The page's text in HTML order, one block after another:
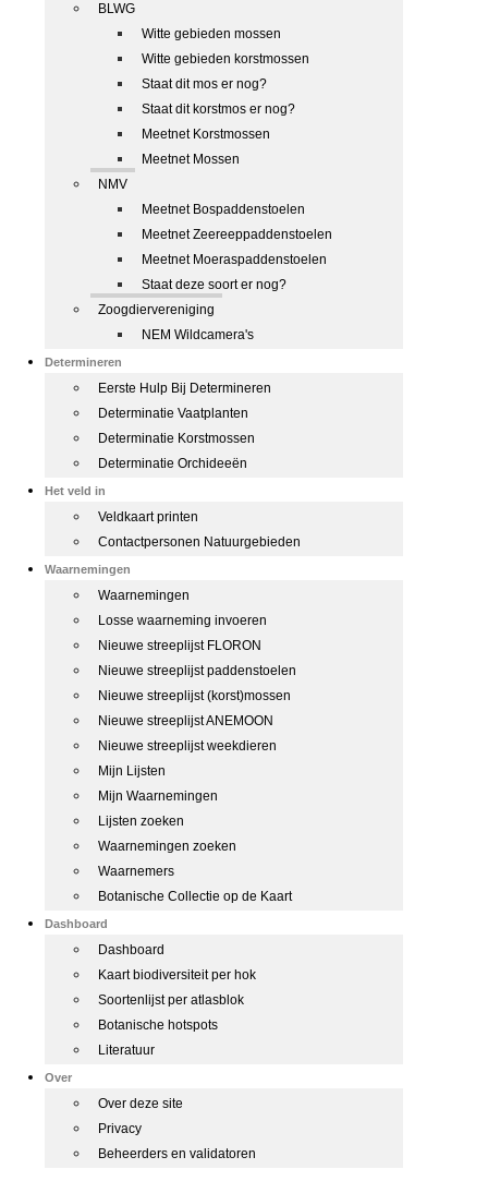
BLWG
Witte gebieden mossen
Witte gebieden korstmossen
Staat dit mos er nog?
Staat dit korstmos er nog?
Meetnet Korstmossen
Meetnet Mossen
NMV
Meetnet Bospaddenstoelen
Meetnet Zeereeppaddenstoelen
Meetnet Moeraspaddenstoelen
Staat deze soort er nog?
Zoogdiervereniging
NEM Wildcamera's
Determineren
Eerste Hulp Bij Determineren
Determinatie Vaatplanten
Determinatie Korstmossen
Determinatie Orchideeën
Het veld in
Veldkaart printen
Contactpersonen Natuurgebieden
Waarnemingen
Waarnemingen
Losse waarneming invoeren
Nieuwe streeplijst FLORON
Nieuwe streeplijst paddenstoelen
Nieuwe streeplijst (korst)mossen
Nieuwe streeplijst ANEMOON
Nieuwe streeplijst weekdieren
Mijn Lijsten
Mijn Waarnemingen
Lijsten zoeken
Waarnemingen zoeken
Waarnemers
Botanische Collectie op de Kaart
Dashboard
Dashboard
Kaart biodiversiteit per hok
Soortenlijst per atlasblok
Botanische hotspots
Literatuur
Over
Over deze site
Privacy
Beheerders en validatoren